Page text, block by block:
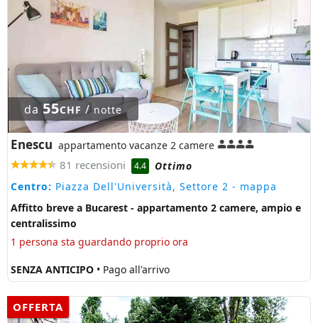
da55CHF / notte
Enescu appartamento vacanze 2 camere
81 recensioni 4.4
Ottimo
Centro: Piazza Dell'Università, Settore 2 - mappa
Affitto breve a Bucarest - appartamento 2 camere, ampio e
centralissimo
1 persona sta guardando proprio ora
SENZA ANTICIPO • Pago all'arrivo
OFFERTA